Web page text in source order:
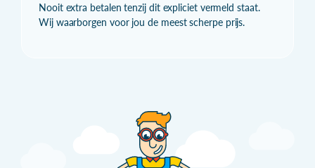
Nooit extra betalen tenzij dit expliciet vermeld staat.
Wij waarborgen voor jou de meest scherpe prijs.